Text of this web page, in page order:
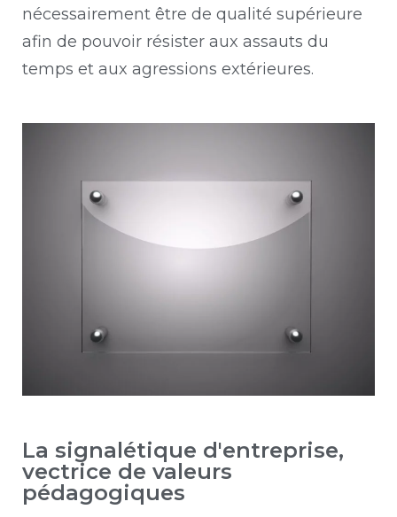
nécessairement être de qualité supérieure
afin de pouvoir résister aux assauts du
temps et aux agressions extérieures.
La signalétique d'entreprise,
vectrice de valeurs
pédagogiques